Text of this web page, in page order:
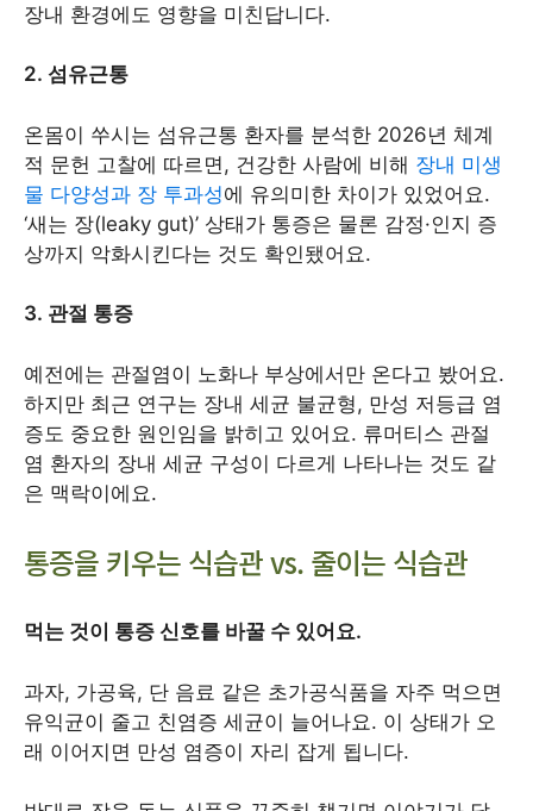
장내 환경에도 영향을 미친답니다.
2. 섬유근통
온몸이 쑤시는 섬유근통 환자를 분석한 2026년 체계
적 문헌 고찰에 따르면, 건강한 사람에 비해 장내 미생
물 다양성과 장 투과성에 유의미한 차이가 있었어요.
‘새는 장(leaky gut)’ 상태가 통증은 물론 감정·인지 증
상까지 악화시킨다는 것도 확인됐어요.
3. 관절 통증
예전에는 관절염이 노화나 부상에서만 온다고 봤어요.
하지만 최근 연구는 장내 세균 불균형, 만성 저등급 염
증도 중요한 원인임을 밝히고 있어요. 류머티스 관절
염 환자의 장내 세균 구성이 다르게 나타나는 것도 같
은 맥락이에요.
통증을 키우는 식습관 vs. 줄이는 식습관
먹는 것이 통증 신호를 바꿀 수 있어요.
과자, 가공육, 단 음료 같은 초가공식품을 자주 먹으면
유익균이 줄고 친염증 세균이 늘어나요. 이 상태가 오
래 이어지면 만성 염증이 자리 잡게 됩니다.